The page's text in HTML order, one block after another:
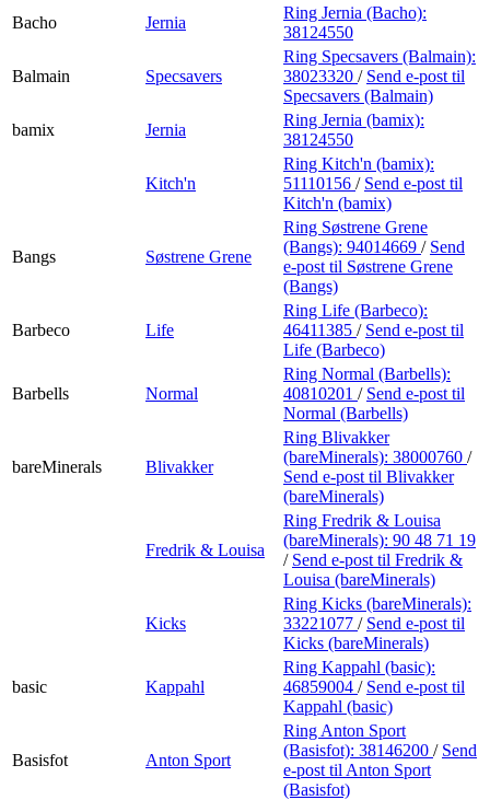
Bacho Jernia
Ring Jernia (Bacho):
38124550
Balmain Specsavers
Ring Specsavers (Balmain):
38023320 / Send e-post til
Specsavers (Balmain)
bamix
Jernia
Ring Jernia (bamix):
38124550
Kitch'n
Ring Kitch'n (bamix):
51110156 / Send e-post til
Kitch'n (bamix)
Bangs Søstrene Grene
Ring Søstrene Grene
(Bangs): 94014669 / Send
e-post til Søstrene Grene
(Bangs)
Barbeco Life
Ring Life (Barbeco):
46411385 / Send e-post til
Life (Barbeco)
Barbells Normal
Ring Normal (Barbells):
40810201 / Send e-post til
Normal (Barbells)
bareMinerals Blivakker
Ring Blivakker
(bareMinerals): 38000760 /
Send e-post til Blivakker
(bareMinerals)
Fredrik & Louisa
Ring Fredrik & Louisa
(bareMinerals): 90 48 71 19
/ Send e-post til Fredrik &
Louisa (bareMinerals)
Kicks
Ring Kicks (bareMinerals):
33221077 / Send e-post til
Kicks (bareMinerals)
basic Kappahl
Ring Kappahl (basic):
46859004 / Send e-post til
Kappahl (basic)
Basisfot Anton Sport
Ring Anton Sport
(Basisfot): 38146200 / Send
e-post til Anton Sport
(Basisfot)